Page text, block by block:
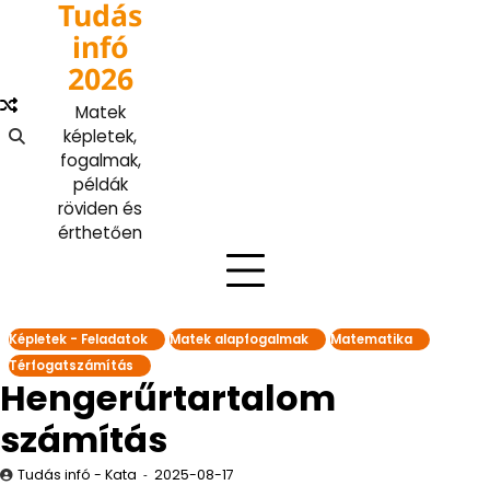
Tudás
infó
2026
Matek
képletek,
fogalmak,
példák
röviden és
érthetően
Képletek - Feladatok Matek alapfogalmak
Matematika
Térfogatszámítás
Hengerűrtartalom
számítás
Tudás infó - Kata 2025-08-17